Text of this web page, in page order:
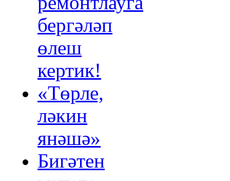
бергәләп
өлеш
кертик!
«Төрле,
ләкин
янәшә»
Бигәтен